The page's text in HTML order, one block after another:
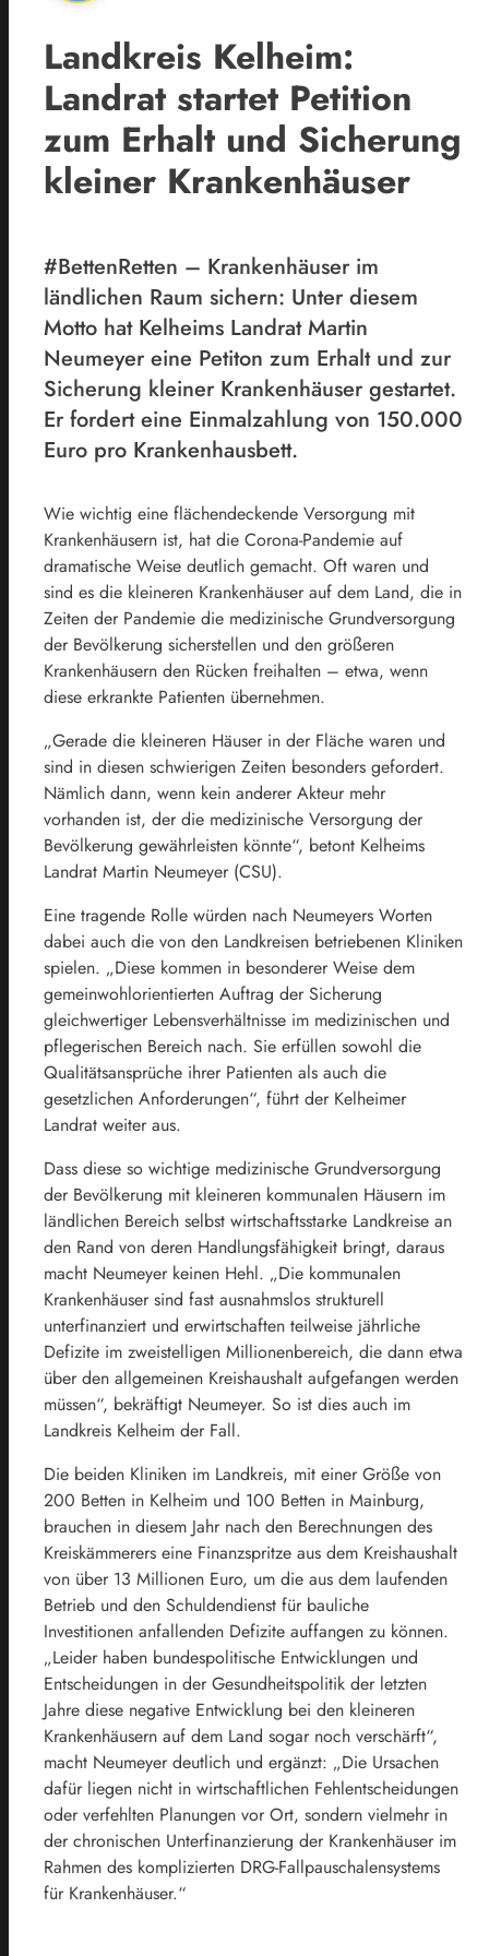
Landkreis Kelheim:
Landrat startet Petition
zum Erhalt und Sicherung
kleiner Krankenhäuser
#BettenRetten – Krankenhäuser im
ländlichen Raum sichern: Unter diesem
Motto hat Kelheims Landrat Martin
Neumeyer eine Petiton zum Erhalt und zur
Sicherung kleiner Krankenhäuser gestartet.
Er fordert eine Einmalzahlung von 150.000
Euro pro Krankenhausbett.
Wie wichtig eine flächendeckende Versorgung mit
Krankenhäusern ist, hat die Corona-Pandemie auf
dramatische Weise deutlich gemacht. Oft waren und
sind es die kleineren Krankenhäuser auf dem Land, die in
Zeiten der Pandemie die medizinische Grundversorgung
der Bevölkerung sicherstellen und den größeren
Krankenhäusern den Rücken freihalten – etwa, wenn
diese erkrankte Patienten übernehmen.
„Gerade die kleineren Häuser in der Fläche waren und
sind in diesen schwierigen Zeiten besonders gefordert.
Nämlich dann, wenn kein anderer Akteur mehr
vorhanden ist, der die medizinische Versorgung der
Bevölkerung gewährleisten könnte“, betont Kelheims
Landrat Martin Neumeyer (CSU).
Eine tragende Rolle würden nach Neumeyers Worten
dabei auch die von den Landkreisen betriebenen Kliniken
spielen. „Diese kommen in besonderer Weise dem
gemeinwohlorientierten Auftrag der Sicherung
gleichwertiger Lebensverhältnisse im medizinischen und
pflegerischen Bereich nach. Sie erfüllen sowohl die
Qualitätsansprüche ihrer Patienten als auch die
gesetzlichen Anforderungen“, führt der Kelheimer
Landrat weiter aus.
Dass diese so wichtige medizinische Grundversorgung
der Bevölkerung mit kleineren kommunalen Häusern im
ländlichen Bereich selbst wirtschaftsstarke Landkreise an
den Rand von deren Handlungsfähigkeit bringt, daraus
macht Neumeyer keinen Hehl. „Die kommunalen
Krankenhäuser sind fast ausnahmslos strukturell
unterfinanziert und erwirtschaften teilweise jährliche
Defizite im zweistelligen Millionenbereich, die dann etwa
über den allgemeinen Kreishaushalt aufgefangen werden
müssen“, bekräftigt Neumeyer. So ist dies auch im
Landkreis Kelheim der Fall.
Die beiden Kliniken im Landkreis, mit einer Größe von
200 Betten in Kelheim und 100 Betten in Mainburg,
brauchen in diesem Jahr nach den Berechnungen des
Kreiskämmerers eine Finanzspritze aus dem Kreishaushalt
von über 13 Millionen Euro, um die aus dem laufenden
Betrieb und den Schuldendienst für bauliche
Investitionen anfallenden Defizite auffangen zu können.
„Leider haben bundespolitische Entwicklungen und
Entscheidungen in der Gesundheitspolitik der letzten
Jahre diese negative Entwicklung bei den kleineren
Krankenhäusern auf dem Land sogar noch verschärft“,
macht Neumeyer deutlich und ergänzt: „Die Ursachen
dafür liegen nicht in wirtschaftlichen Fehlentscheidungen
oder verfehlten Planungen vor Ort, sondern vielmehr in
der chronischen Unterfinanzierung der Krankenhäuser im
Rahmen des komplizierten DRG-Fallpauschalensystems
für Krankenhäuser.“